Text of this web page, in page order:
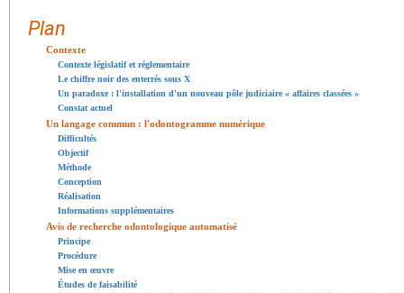
Plan
Contexte
Contexte législatif et réglementaire
Le chiffre noir des enterrés sous X
Un paradoxe : l'installation d'un nouveau pôle judiciaire « affaires classées »
Constat actuel
Un langage commun : l'odontogramme numérique
Difficultés
Objectif
Méthode
Conception
Réalisation
Informations supplémentaires
Avis de recherche odontologique automatisé
Principe
Procédure
Mise en œuvre
Études de faisabilité